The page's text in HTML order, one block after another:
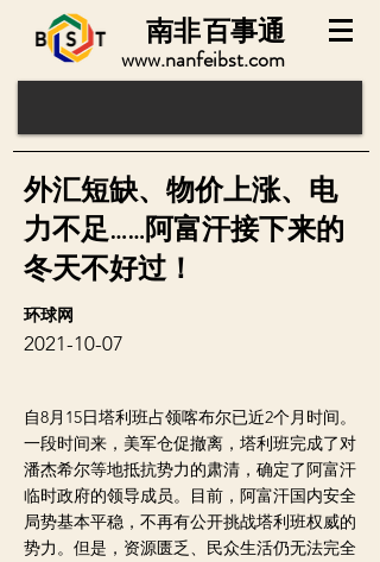
www.nanfeibst.com
百事通
南非
自8月15日塔利班占领喀布尔已近2个月时间。
一段时间来，美军仓促撤离，塔利班完成了对
潘杰希尔等地抵抗势力的肃清，确定了阿富汗
临时政府的领导成员。目前，阿富汗国内安全
局势基本平稳，不再有公开挑战塔利班权威的
势力。但是，资源匮乏、民众生活仍无法完全
环球网
2021-10-07
外汇短缺、物价上涨、电
力不足……阿富汗接下来的
冬天不好过！